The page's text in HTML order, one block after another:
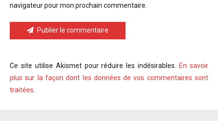
navigateur pour mon prochain commentaire.
Publier le commentaire
Ce site utilise Akismet pour réduire les indésirables.
En savoir
plus sur la façon dont les données de vos commentaires sont
traitées